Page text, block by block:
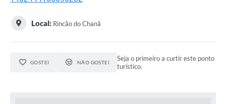
Local: Rincão do Chanã
GOSTEI NÃO GOSTEI
Seja o primeiro a curtir este ponto
turístico.